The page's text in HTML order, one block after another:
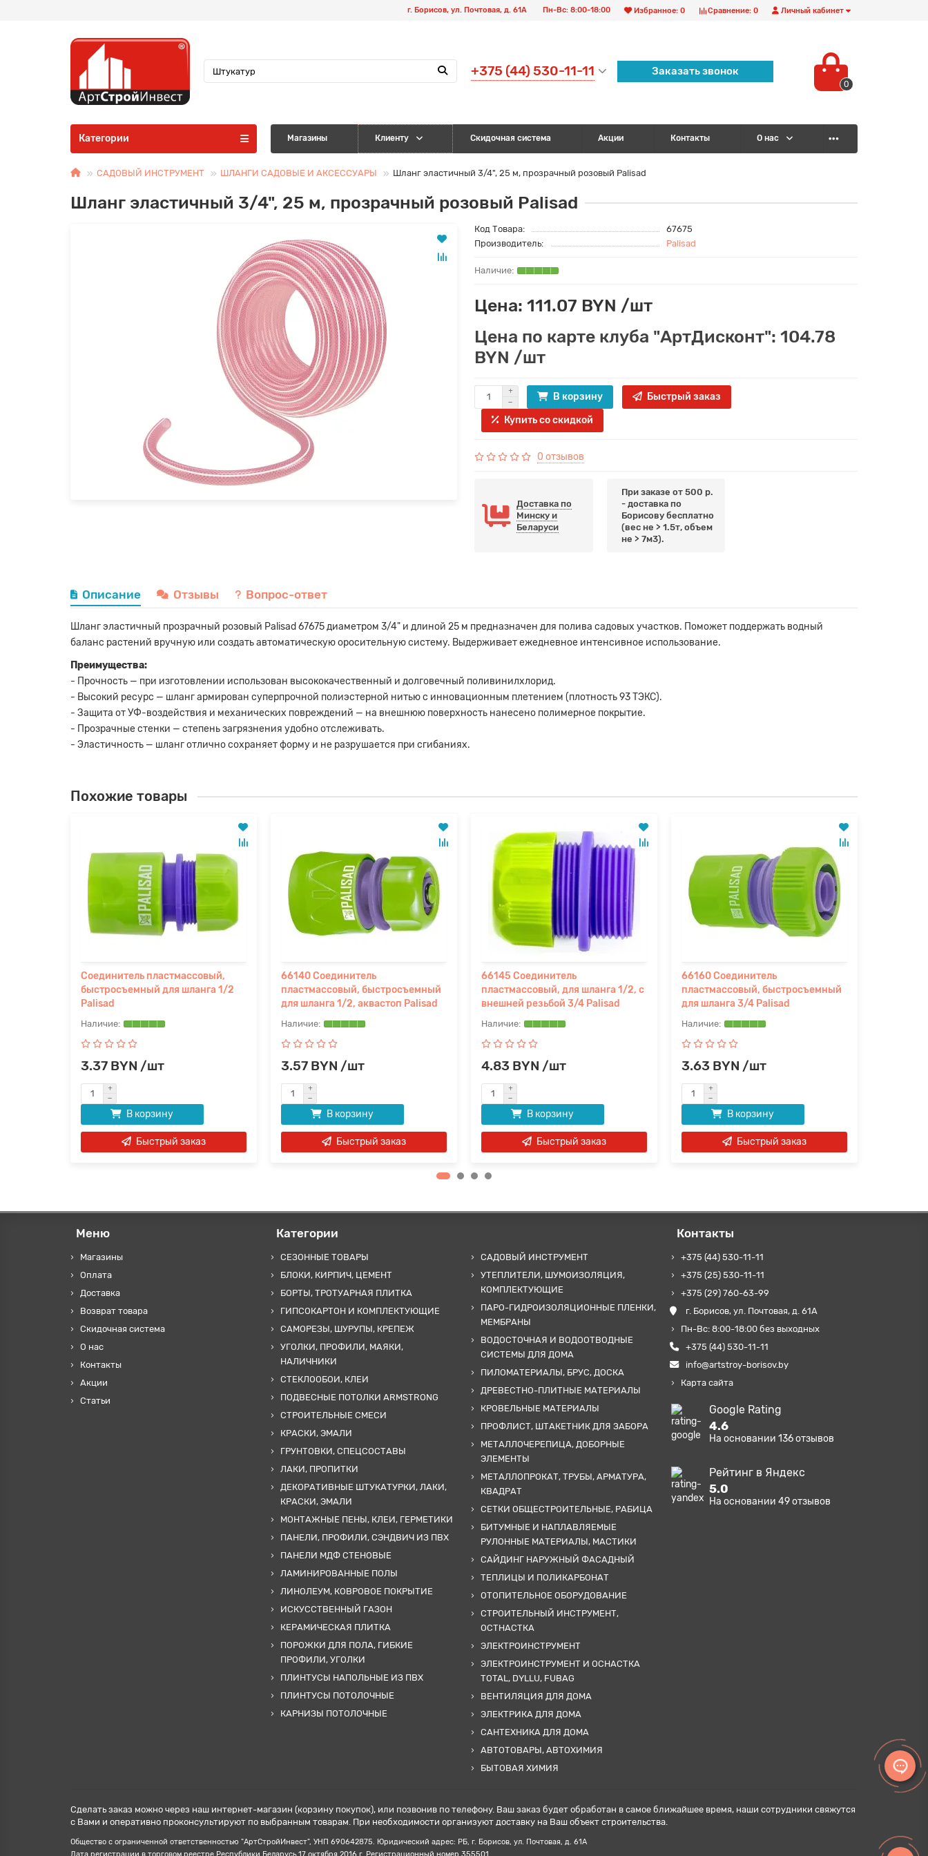
Личный кабинет
Сравнение: 0
Избранное: 0
г. Борисов, ул. Почтовая, д. 61А Пн-Вс: 8:00-18:00
+375 (44) 530-11-11 Заказать звонок
0
Категории Магазины Клиенту Скидочная система Акции Контакты О нас
САДОВЫЙ ИНСТРУМЕНТ ШЛАНГИ САДОВЫЕ И АКСЕССУАРЫ Шланг эластичный 3/4", 25 м, прозрачный розовый Palisad
Шланг эластичный 3/4", 25 м, прозрачный розовый Palisad
Код Товара:
67675
Производитель:
Palisad
Цена: 111.07 BYN /шт
Цена по карте клуба "АртДисконт": 104.78
BYN /шт
В корзину
Быстрый заказ
Купить со скидкой
0 отзывов
Доставка по
Минску и
Беларуси
При заказе от 500 р.
- доставка по
Борисову бесплатно
(вес не > 1.5т, объем
не > 7м3).
Описание Отзывы Вопрос-ответ
Шланг эластичный прозрачный розовый Palisad 67675 диаметром 3/4" и длиной 25 м предназначен для полива садовых участков. Поможет поддержать водный
баланс растений вручную или создать автоматическую оросительную систему. Выдерживает ежедневное интенсивное использование.
Преимущества:
- Прочность — при изготовлении использован высококачественный и долговечный поливинилхлорид.
- Высокий ресурс — шланг армирован суперпрочной полиэстерной нитью с инновационным плетением (плотность 93 ТЭКС).
- Защита от УФ-воздействия и механических повреждений — на внешнюю поверхность нанесено полимерное покрытие.
- Прозрачные стенки — степень загрязнения удобно отслеживать.
- Эластичность — шланг отлично сохраняет форму и не разрушается при сгибаниях.
Похожие товары
Соединитель пластмассовый,
быстросъемный для шланга 1/2
Palisad
3.37 BYN /шт
В корзину
Быстрый заказ
66140 Соединитель
пластмассовый, быстросъемный
для шланга 1/2, аквастоп Palisad
3.57 BYN /шт
В корзину
Быстрый заказ
66145 Соединитель
пластмассовый, для шланга 1/2, с
внешней резьбой 3/4 Palisad
4.83 BYN /шт
В корзину
Быстрый заказ
66160 Соединитель
пластмассовый, быстросъемный
для шланга 3/4 Palisad
3.63 BYN /шт
В корзину
Быстрый заказ
Меню
Магазины
Оплата
Доставка
Возврат товара
Скидочная система
О нас
Контакты
Акции
Статьи
Категории
СЕЗОННЫЕ ТОВАРЫ
БЛОКИ, КИРПИЧ, ЦЕМЕНТ
БОРТЫ, ТРОТУАРНАЯ ПЛИТКА
ГИПСОКАРТОН И КОМПЛЕКТУЮЩИЕ
САМОРЕЗЫ, ШУРУПЫ, КРЕПЕЖ
УГОЛКИ, ПРОФИЛИ, МАЯКИ,
НАЛИЧНИКИ
СТЕКЛООБОИ, КЛЕИ
ПОДВЕСНЫЕ ПОТОЛКИ ARMSTRONG
СТРОИТЕЛЬНЫЕ СМЕСИ
КРАСКИ, ЭМАЛИ
ГРУНТОВКИ, СПЕЦСОСТАВЫ
ЛАКИ, ПРОПИТКИ
ДЕКОРАТИВНЫЕ ШТУКАТУРКИ, ЛАКИ,
КРАСКИ, ЭМАЛИ
МОНТАЖНЫЕ ПЕНЫ, КЛЕИ, ГЕРМЕТИКИ
ПАНЕЛИ, ПРОФИЛИ, СЭНДВИЧ ИЗ ПВХ
ПАНЕЛИ МДФ СТЕНОВЫЕ
ЛАМИНИРОВАННЫЕ ПОЛЫ
ЛИНОЛЕУМ, КОВРОВОЕ ПОКРЫТИЕ
ИСКУССТВЕННЫЙ ГАЗОН
КЕРАМИЧЕСКАЯ ПЛИТКА
ПОРОЖКИ ДЛЯ ПОЛА, ГИБКИЕ
ПРОФИЛИ, УГОЛКИ
ПЛИНТУСЫ НАПОЛЬНЫЕ ИЗ ПВХ
ПЛИНТУСЫ ПОТОЛОЧНЫЕ
КАРНИЗЫ ПОТОЛОЧНЫЕ
САДОВЫЙ ИНСТРУМЕНТ
УТЕПЛИТЕЛИ, ШУМОИЗОЛЯЦИЯ,
КОМПЛЕКТУЮЩИЕ
ПАРО-ГИДРОИЗОЛЯЦИОННЫЕ ПЛЕНКИ,
МЕМБРАНЫ
ВОДОСТОЧНАЯ И ВОДООТВОДНЫЕ
СИСТЕМЫ ДЛЯ ДОМА
ПИЛОМАТЕРИАЛЫ, БРУС, ДОСКА
ДРЕВЕСТНО-ПЛИТНЫЕ МАТЕРИАЛЫ
КРОВЕЛЬНЫЕ МАТЕРИАЛЫ
ПРОФЛИСТ, ШТАКЕТНИК ДЛЯ ЗАБОРА
МЕТАЛЛОЧЕРЕПИЦА, ДОБОРНЫЕ
ЭЛЕМЕНТЫ
МЕТАЛЛОПРОКАТ, ТРУБЫ, АРМАТУРА,
КВАДРАТ
СЕТКИ ОБЩЕСТРОИТЕЛЬНЫЕ, РАБИЦА
БИТУМНЫЕ И НАПЛАВЛЯЕМЫЕ
РУЛОННЫЕ МАТЕРИАЛЫ, МАСТИКИ
САЙДИНГ НАРУЖНЫЙ ФАСАДНЫЙ
ТЕПЛИЦЫ И ПОЛИКАРБОНАТ
ОТОПИТЕЛЬНОЕ ОБОРУДОВАНИЕ
СТРОИТЕЛЬНЫЙ ИНСТРУМЕНТ,
ОСТНАСТКА
ЭЛЕКТРОИНСТРУМЕНТ
ЭЛЕКТРОИНСТРУМЕНТ И ОСНАСТКА
TOTAL, DYLLU, FUBAG
ВЕНТИЛЯЦИЯ ДЛЯ ДОМА
ЭЛЕКТРИКА ДЛЯ ДОМА
САНТЕХНИКА ДЛЯ ДОМА
АВТОТОВАРЫ, АВТОХИМИЯ
БЫТОВАЯ ХИМИЯ
Контакты
+375 (44) 530-11-11
+375 (25) 530-11-11
+375 (29) 760-63-99
г. Борисов, ул. Почтовая, д. 61А
Пн-Вс: 8:00-18:00 без выходных
+375 (44) 530-11-11
info@artstroy-borisov.by
Карта сайта
Google Rating
4.6
На основании 136отзывов
Рейтинг в Яндекс
5.0
На основании 49отзывов
Сделать заказ можно через наш интернет-магазин (корзину покупок), или позвонив по телефону. Ваш заказ будет обработан в самое ближайшее время, наши сотрудники свяжутся
с Вами и оперативно проконсультируют по выбранным товарам. При необходимости организуют доставку на Ваш объект строительства.
Общество с ограниченной ответственностью "АртСтройИнвест", УНП ‎690642875. Юридический адрес: РБ, г. Борисов, ул. Почтовая, д. 61А
Дата регистрации в торговом реестре Республики Беларусь 17 октября 2016 г. Регистрационный номер 355501